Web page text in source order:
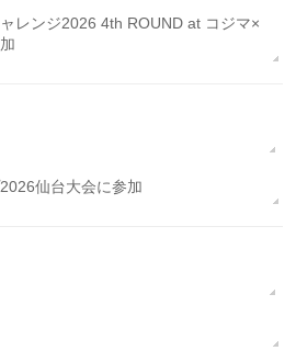
レンジ2026 4th ROUND at コジマ×
仙台大会に参加